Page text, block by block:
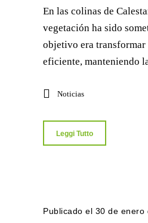
En las colinas de
vegetación ha sido
objetivo era
eficiente, manteniendo
Noticias
Leggi Tutto
Publicado el 30 de enero